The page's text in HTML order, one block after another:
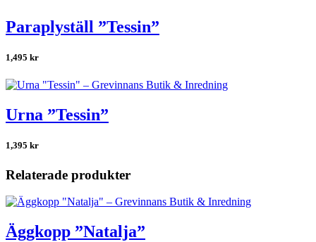
Paraplyställ ”Tessin”
1,495 kr
Urna ”Tessin”
1,395 kr
Relaterade produkter
Äggkopp ”Natalja”